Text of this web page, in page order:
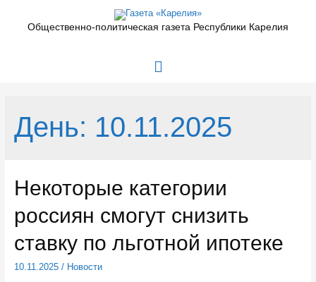
содержимомуОбщественно-политическая газета Республики Карелия
Главное
День: 10.11.2025
Некоторые категории
россиян смогут снизить
ставку по льготной ипотеке
10.11.2025/ Новости